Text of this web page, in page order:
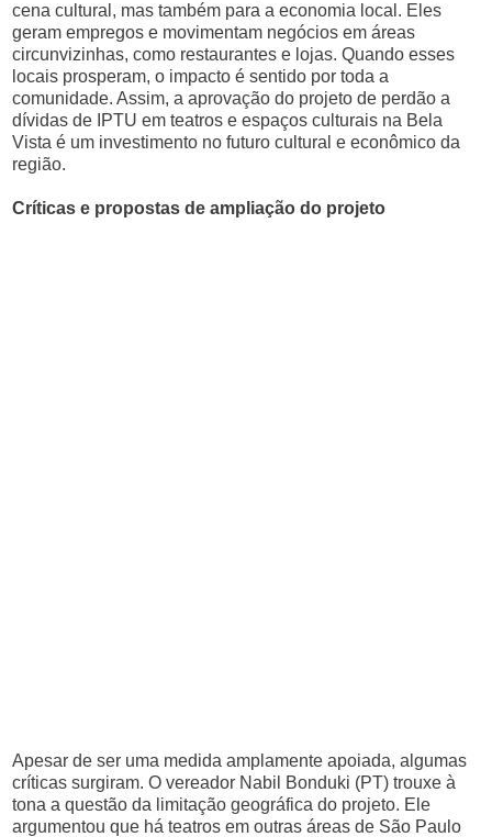
cena cultural, mas também para a economia local. Eles
geram empregos e movimentam negócios em áreas
circunvizinhas, como restaurantes e lojas. Quando esses
locais prosperam, o impacto é sentido por toda a
comunidade. Assim, a aprovação do projeto de perdão a
dívidas de IPTU em teatros e espaços culturais na Bela
Vista é um investimento no futuro cultural e econômico da
região.
Críticas e propostas de ampliação do projeto
Apesar de ser uma medida amplamente apoiada, algumas
críticas surgiram. O vereador Nabil Bonduki (PT) trouxe à
tona a questão da limitação geográfica do projeto. Ele
argumentou que há teatros em outras áreas de São Paulo